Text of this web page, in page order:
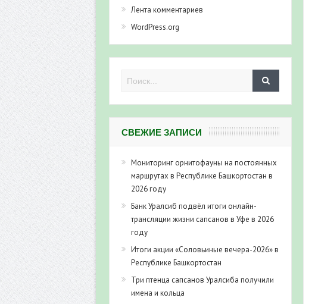
Лента комментариев
WordPress.org
СВЕЖИЕ ЗАПИСИ
Мониторинг орнитофауны на постоянных
маршрутах в Республике Башкортостан в
2026 году
Банк Уралсиб подвёл итоги онлайн-
трансляции жизни сапсанов в Уфе в 2026
году
Итоги акции «Соловьиные вечера-2026» в
Республике Башкортостан
Три птенца сапсанов Уралсиба получили
имена и кольца